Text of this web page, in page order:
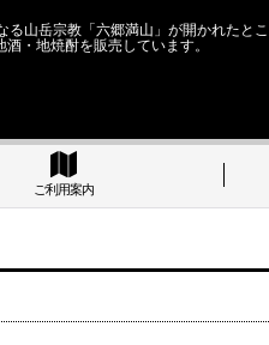
山岳宗教「六郷満山」が開かれたとこ
・地焼酎を販売しています。
ご利用案内